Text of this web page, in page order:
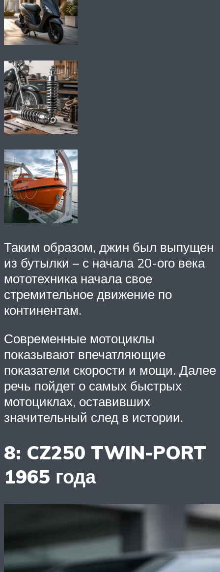
Таким образом, джин был выпущен
из бутылки – с начала 20-ого века
мототехника начала свое
стремительное движение по
континентам.
Современные мотоциклы
показывают впечатляющие
показатели скорости и мощи. Далее
речь пойдет о самых быстрых
мотоциклах, оставивших
значительный след в истории.
8: CZ250 TWIN-PORT
1965 года